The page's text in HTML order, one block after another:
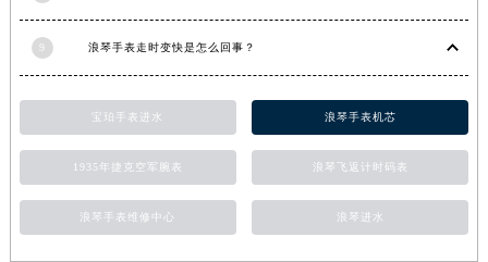
9 浪琴手表走时变快是怎么回事？
宝珀手表进水 浪琴手表机芯
1935年捷克空军腕表 浪琴飞返计时码表
浪琴手表维修中心 浪琴进水